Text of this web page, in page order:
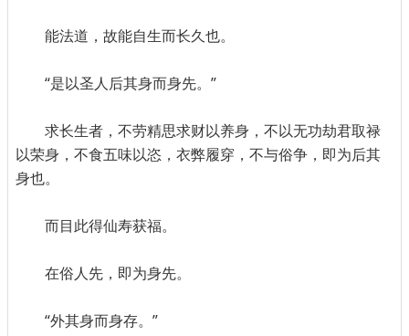
能法道，故能自生而长久也。
“是以圣人后其身而身先。”
求长生者，不劳精思求财以养身，不以无功劫君取禄
以荣身，不食五味以恣，衣弊履穿，不与俗争，即为后其
身也。
而目此得仙寿获福。
在俗人先，即为身先。
“外其身而身存。”